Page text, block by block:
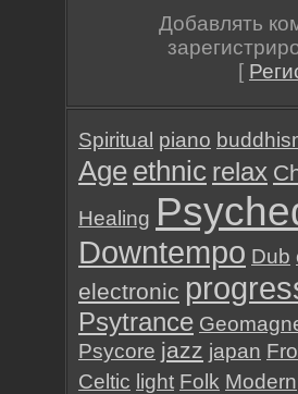
Добавлять
[
Spiritual piano
Age ethnic relax
Healing
Downtempo Dub
electronic
Psytrance
Psycore jazz japan
Celtic light Folk Modern